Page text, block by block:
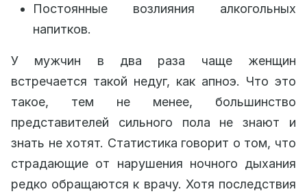
Постоянные возлияния алкогольных
напитков.
У мужчин в два раза чаще женщин
встречается такой недуг, как апноэ. Что это
такое, тем не менее, большинство
представителей сильного пола не знают и
знать не хотят. Статистика говорит о том, что
страдающие от нарушения ночного дыхания
редко обращаются к врачу. Хотя последствия